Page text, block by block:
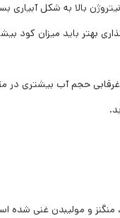
بالا به شکل آبیاری
بهتر باید میزان کود
غرقابی حجم آب بیشتری در
بور، منگنز و مولیبدن غنی